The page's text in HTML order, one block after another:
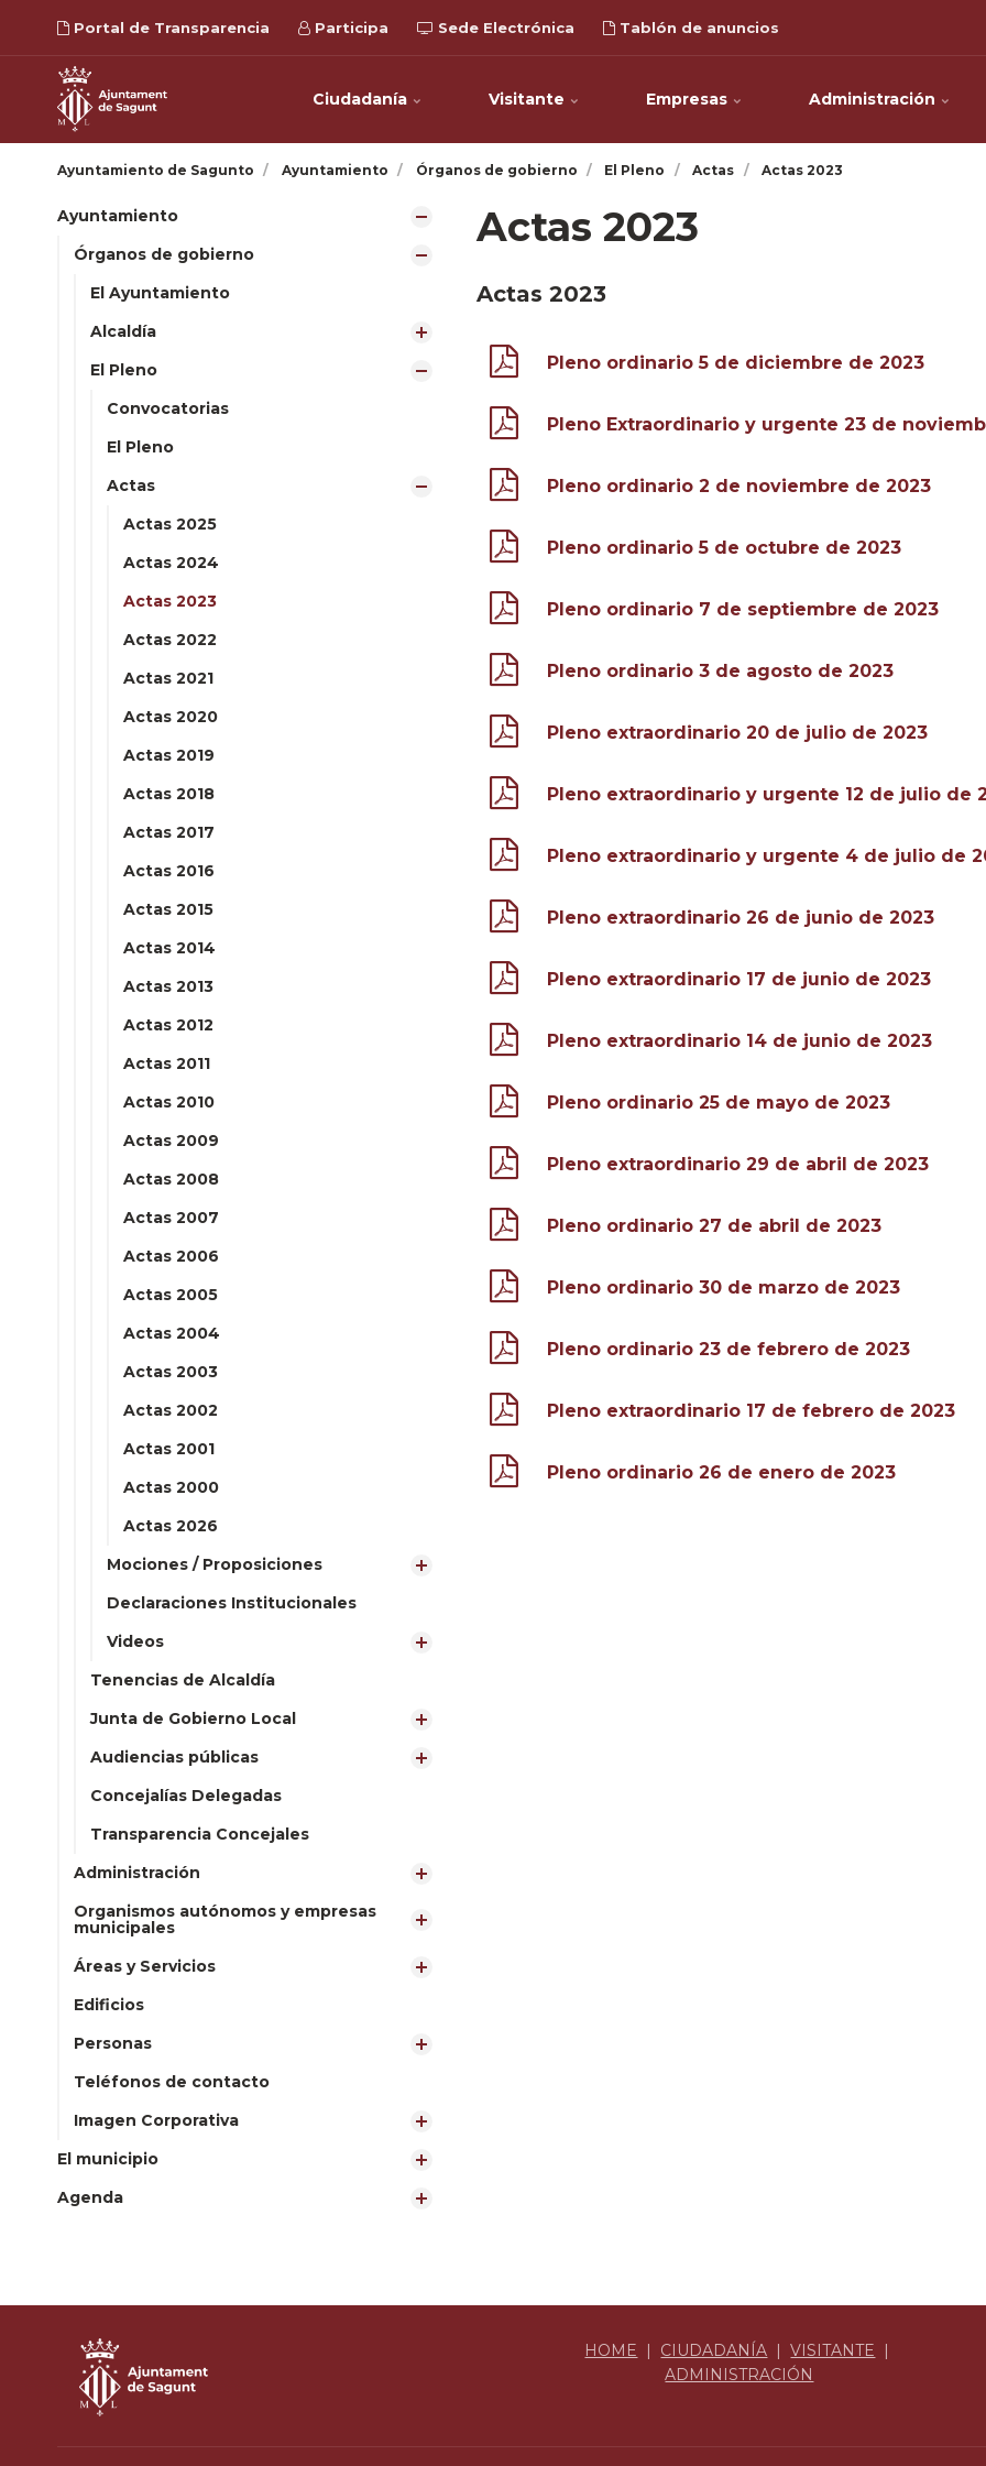
Portal de Transparencia Participa Sede Electrónica Tablón de anuncios
Ciudadanía Visitante Empresas Administración
Ayuntamiento de Sagunto Ayuntamiento Órganos de gobierno El Pleno Actas Actas 2023
Ayuntamiento
Órganos de gobierno
El Ayuntamiento
Alcaldía
El Pleno
Convocatorias
El Pleno
Actas
Actas 2025
Actas 2024
Actas 2023
Actas 2022
Actas 2021
Actas 2020
Actas 2019
Actas 2018
Actas 2017
Actas 2016
Actas 2015
Actas 2014
Actas 2013
Actas 2012
Actas 2011
Actas 2010
Actas 2009
Actas 2008
Actas 2007
Actas 2006
Actas 2005
Actas 2004
Actas 2003
Actas 2002
Actas 2001
Actas 2000
Actas 2026
Mociones / Proposiciones
Declaraciones Institucionales
Videos
Tenencias de Alcaldía
Junta de Gobierno Local
Audiencias públicas
Concejalías Delegadas
Transparencia Concejales
Administración
Organismos autónomos y empresas
municipales
Áreas y Servicios
Edificios
Personas
Teléfonos de contacto
Imagen Corporativa
El municipio
Agenda
Actas 2023
Actas 2023
Pleno ordinario 5 de diciembre de 2023
Pleno Extraordinario y urgente 23 de
Pleno ordinario 2 de noviembre de 2023
Pleno ordinario 5 de octubre de 2023
Pleno ordinario 7 de septiembre de 2023
Pleno ordinario 3 de agosto de 2023
Pleno extraordinario 20 de julio de 2023
Pleno extraordinario y urgente 12 de julio de
Pleno extraordinario y urgente 4 de julio de
Pleno extraordinario 26 de junio de 2023
Pleno extraordinario 17 de junio de 2023
Pleno extraordinario 14 de junio de 2023
Pleno ordinario 25 de mayo de 2023
Pleno extraordinario 29 de abril de 2023
Pleno ordinario 27 de abril de 2023
Pleno ordinario 30 de marzo de 2023
Pleno ordinario 23 de febrero de 2023
Pleno extraordinario 17 de febrero de 2023
Pleno ordinario 26 de enero de 2023
HOME | CIUDADANÍA |VISITANTE |
ADMINISTRACIÓN